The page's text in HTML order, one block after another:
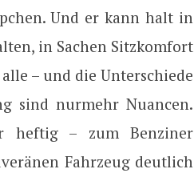
Und er kann halt in
in Sachen Sitzkomfort
– und die Unterschiede
sind nurmehr Nuancen.
heftig – zum Benziner
Fahrzeug deutlich